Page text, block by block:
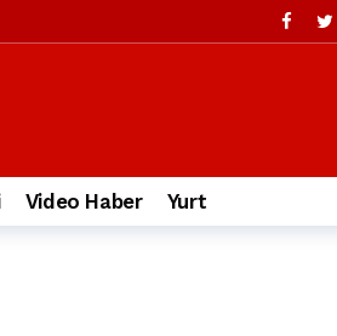
Video Haber Yurt